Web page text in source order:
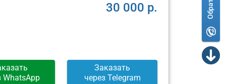
30 000 р.
WhatsApp
Заказать
через Telegram